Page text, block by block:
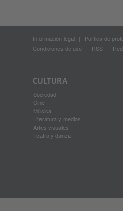
Información legal
Política de
Condiciones de uso
RSS
CULTURA
Sociedad
Cine
Música
Literatura y medios
Artes visuales
Teatro y danza